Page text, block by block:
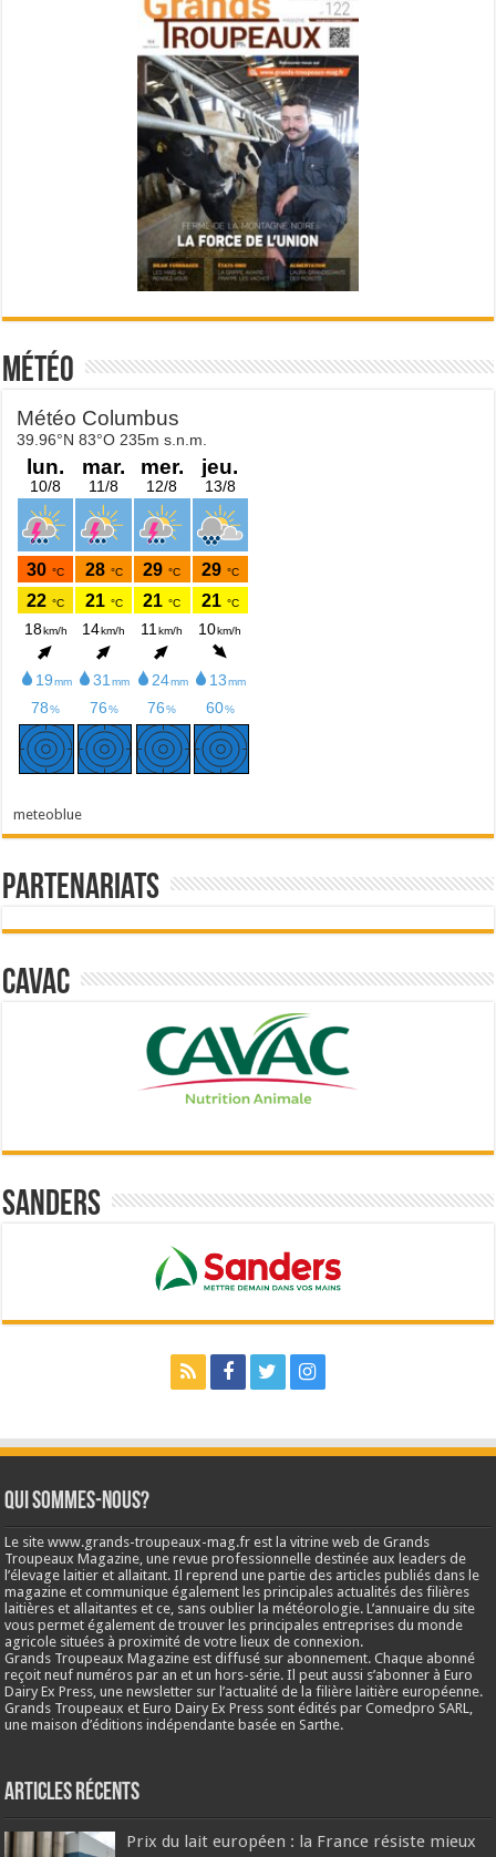
Météo
meteoblue
Partenariats
Cavac
Sanders
Qui sommes-nous?
Le site www.grands-troupeaux-mag.fr est la vitrine web de Grands
Troupeaux Magazine, une revue professionnelle destinée aux leaders de
l’élevage laitier et allaitant. Il reprend une partie des articles publiés dans le
magazine et communique également les principales actualités des filières
laitières et allaitantes et ce, sans oublier la météorologie. L’annuaire du site
vous permet également de trouver les principales entreprises du monde
agricole situées à proximité de votre lieux de connexion.
Grands Troupeaux Magazine est diffusé sur abonnement. Chaque abonné
reçoit neuf numéros par an et un hors-série. Il peut aussi s’abonner à Euro
Dairy Ex Press, une newsletter sur l’actualité de la filière laitière européenne.
Grands Troupeaux et Euro Dairy Ex Press sont édités par Comedpro SARL,
une maison d’éditions indépendante basée en Sarthe.
Articles récents
Prix du lait européen : la France résiste mieux